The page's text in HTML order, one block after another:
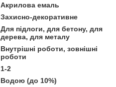
Акрилова емаль
Захисно-декоративне
Для підлоги, для бетону, для
дерева, для металу
Внутрішні роботи, зовнішні
роботи
1-2
Водою (до 10%)